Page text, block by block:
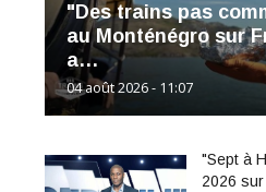
"Des trains pas
au Monténégro sur
a…
04 août 2026 - 11:07
"Sept à
2026